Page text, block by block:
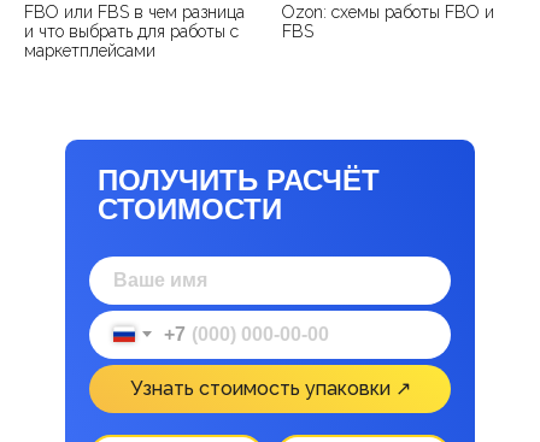
FBO или FBS в чем разница
и что выбрать для работы с
маркетплейсами
Ozon: схемы работы FBO и
FBS
+7
Узнать стоимость упаковки ↗
ПОЛУЧИТЬ РАСЧЁТ
СТОИМОСТИ